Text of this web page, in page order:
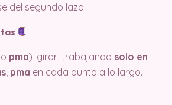
del segundo lazo.
pma), girar, trabajando solo en
pma en cada punto a lo largo.